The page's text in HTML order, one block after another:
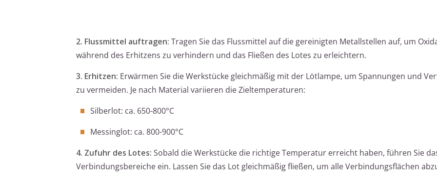
2. Flussmittel auftragen: Tragen Sie das Flussmittel auf die gereinigten Metallstellen auf, um
während des Erhitzens zu verhindern und das Fließen des Lotes zu erleichtern.
3. Erhitzen: Erwärmen Sie die Werkstücke gleichmäßig mit der Lötlampe, um Spannungen und
zu vermeiden. Je nach Material variieren die Zieltemperaturen:
Silberlot: ca. 650-800°C
Messinglot: ca. 800-900°C
4. Zufuhr des Lotes: Sobald die Werkstücke die richtige Temperatur erreicht haben, führen Sie
Verbindungsbereiche ein. Lassen Sie das Lot gleichmäßig fließen, um alle Verbindungsflächen